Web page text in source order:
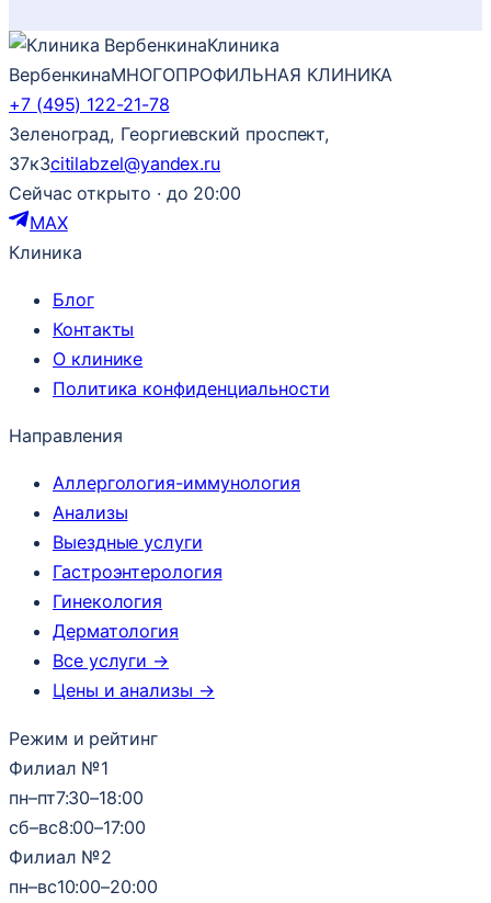
Клиника
ВербенкинаМНОГОПРОФИЛЬНАЯ КЛИНИКА
+7 (495) 122-21-78
Зеленоград, Георгиевский проспект,
37к3citilabzel@yandex.ru
Сейчас открыто · до 20:00
MAX
Клиника
Блог
Контакты
О клинике
Политика конфиденциальности
Направления
Аллергология-иммунология
Анализы
Выездные услуги
Гастроэнтерология
Гинекология
Дерматология
Все услуги →
Цены и анализы →
Режим и рейтинг
Филиал №1
пн–пт7:30–18:00
сб–вс8:00–17:00
Филиал №2
пн–вс10:00–20:00